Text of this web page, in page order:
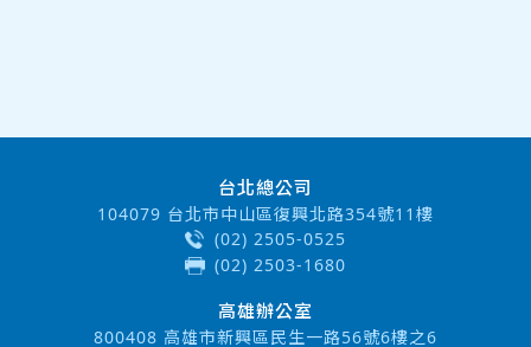
台北總公司
104079 台北市中山區復興北路354號11樓
(02) 2505-0525
(02) 2503-1680
高雄辦公室
800408 高雄市新興區民生一路56號6樓之6